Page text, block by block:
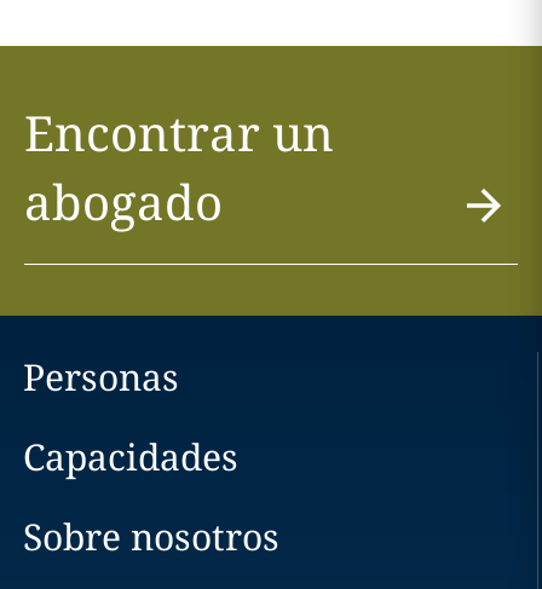
Encontrar un
abogado
Personas
Capacidades
Sobre nosotros